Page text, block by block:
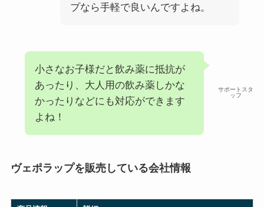
プなら手軽で良いんですよね。
サポートスタ
ッフ
小さなお子様だと飲み薬に抵抗が
あったり、大人用の飲み薬しかな
かったりなどにも対応ができます
よね！
ヴェポラップを販売している会社情報